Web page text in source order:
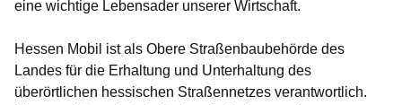
eine wichtige Lebensader unserer Wirtschaft.
Hessen Mobil ist als Obere Straßenbaubehörde des
Landes für die Erhaltung und Unterhaltung des
überörtlichen hessischen Straßennetzes verantwortlich.